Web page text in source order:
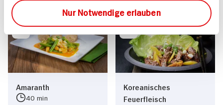
Nur Notwendige erlauben
Amaranth
40 min
Koreanisches
Feuerfleisch